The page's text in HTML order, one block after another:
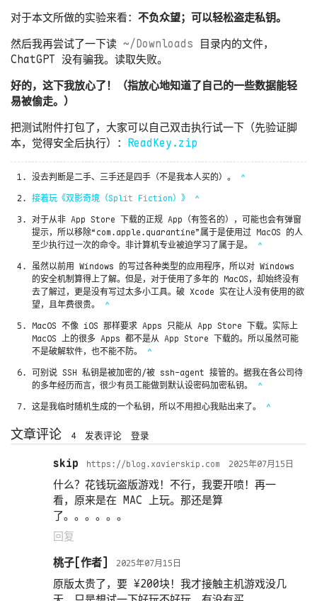
对于本文所做的实验来看： 不负众望；可以轻松盗走私钥。
然后我再尝试了一下读 ~/Downloads 目录内的文件，
ChatGPT 没有骗我。读取失败。
好的，这下我放心了！（指放心地知道了自己的一些数据能轻
易被偷走。）
把测试附件打包了，大家可以自己双击执行试一下（先验证脚
本，觉得安全后执行）： ReadKey.zip
没去判断是二手、三手还是四手（不是我本人买的）。 ^
接着玩《双影奇境（Split Fiction）》
^
对于从非 App Store 下载的正规 App（有签名的），可能也会有弹窗
提示，所以移除“com.apple.quarantine”属于是使用过 MacOS 的人
至少执行过一次的命令。非计算机专业被迫学习了属于是。 ^
虽然以前用 Windows 的写过各种类型的应用程序，所以对 Windows
的安全机制算得上了解。但是，对于使用了多年的 MacOS，却始终没有
去了解过，更是没有写过太多小工具。破 Xcode 实在让人没有使用的欲
望，且年费很贵。 ^
MacOS 不像 iOS 那样要求 Apps 只能从 App Store 下载。实际上
MacOS 上的很多 Apps 都不是从 App Store 下载的。所以虽然可能
不是破解软件，也不能不防。 ^
可别说 SSH 私钥是被加密的/被 ssh-agent 接管的。据我在各公司待
的多年经历而言，很少有员工能做到默认设密码加密私钥。 ^
这是我临时随机生成的一个私钥，所以不用担心我贴出来了。 ^
文章评论 4 发表评论 登录
skip https://blog.xavierskip.com 2025年07月15日
什么？花钱玩盗版游戏！不行，我要开喷！再一
看，原来是在 MAC 上玩。那还是算
了。。。。。。
回复
桃子
2025年07月15日
原版太贵了，要 ¥200块！我才接触主机游戏没几